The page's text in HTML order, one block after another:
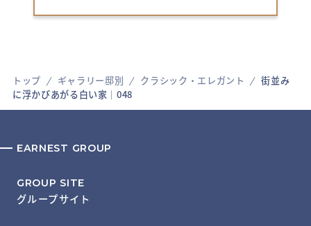
トップ ギャラリー邸別 クラシック・エレガント
街並み
に浮かびあがる白い家│048
EARNEST GROUP
GROUP SITE
グループサイト